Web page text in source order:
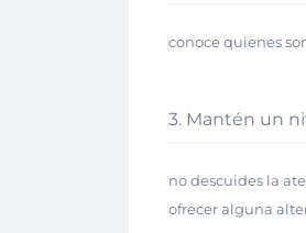
conoce quienes
3. Mantén un
no descuides la
ofrecer alguna